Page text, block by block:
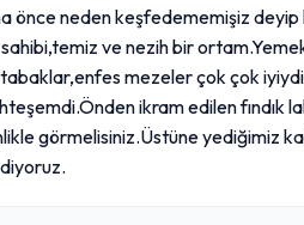
neden keşfedememişiz deyip
ve nezih bir
mezeler çok çok
ikram edilen fındık
görmelisiniz.Üstüne yediğimiz